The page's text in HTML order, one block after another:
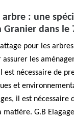
: une
Granier dans le
pour les
assurer les
est nécessaire de
et
il est nécessaire
matière. G.B